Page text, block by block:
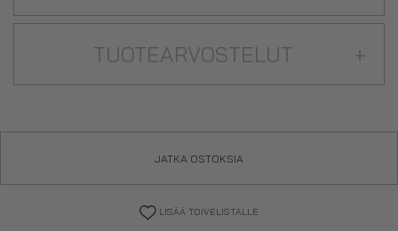
TUOTEARVOSTELUT +
JATKA OSTOKSIA
LISÄÄ TOIVELISTALLE